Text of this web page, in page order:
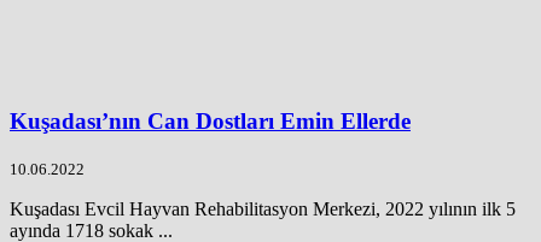
Kuşadası’nın Can Dostları Emin Ellerde
10.06.2022
Kuşadası Evcil Hayvan Rehabilitasyon Merkezi, 2022 yılının ilk 5
ayında 1718 sokak ...